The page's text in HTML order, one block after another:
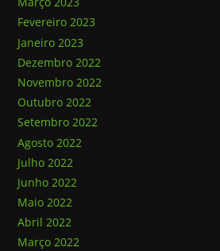
Fevereiro 2023
Janeiro 2023
Dezembro 2022
Novembro 2022
Outubro 2022
Setembro 2022
Agosto 2022
Julho 2022
Junho 2022
Maio 2022
Abril 2022
Março 2022